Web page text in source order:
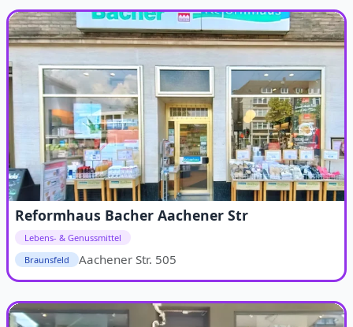
Reformhaus Bacher Aachener Str
Lebens- & Genussmittel
Braunsfeld
Aachener Str. 505